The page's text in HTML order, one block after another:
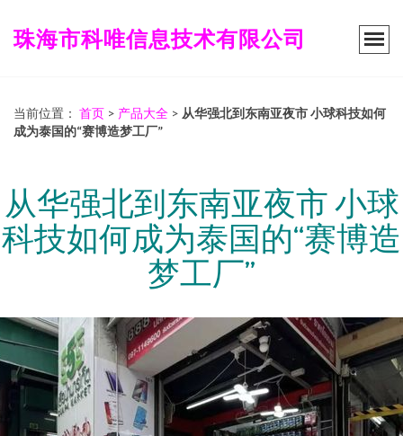
珠海市科唯信息技术有限公司
当前位置： 首页 > 产品大全 > 从华强北到东南亚夜市 小球科技如何
成为泰国的“赛博造梦工厂”
从华强北到东南亚夜市 小球
科技如何成为泰国的“赛博造
梦工厂”